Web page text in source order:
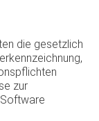
die gesetzlich
zur